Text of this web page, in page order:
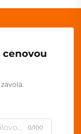
0/100